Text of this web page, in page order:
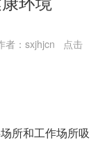
：sxjhjcn 点击
所和工作场所吸